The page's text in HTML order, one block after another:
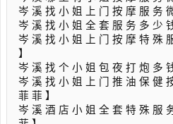
岑 溪 找 小 姐 上 门 按 摩 服 务
岑 溪 找 小 姐 全 套 服 务 多 少
岑 溪 找 小 姐 上 门 按 摩 特 殊
】
岑 溪 找 个 小 姐 包 夜 打 炮 多
岑 溪 找 小 姐 上 门 推 油 保 健
菲 菲 】
岑 溪 酒 店 小 姐 全 套 特 殊 服